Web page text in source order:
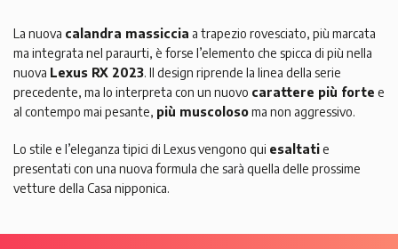
La nuova calandra massiccia a trapezio rovesciato, più marcata
ma integrata nel paraurti, è forse l’elemento che spicca di più nella
nuova Lexus RX 2023. Il design riprende la linea della serie
precedente, ma lo interpreta con un nuovo carattere più forte e
al contempo mai pesante, più muscolosoma non aggressivo.
Lo stile e l’eleganza tipici di Lexus vengono qui esaltatie
presentati con una nuova formula che sarà quella delle prossime
vetture della Casa nipponica.